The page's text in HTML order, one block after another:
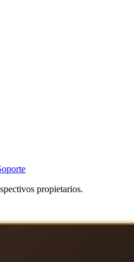
propietarios.